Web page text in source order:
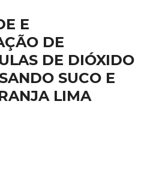
E
DE
DE DIÓXIDO
SUCO E
LIMA